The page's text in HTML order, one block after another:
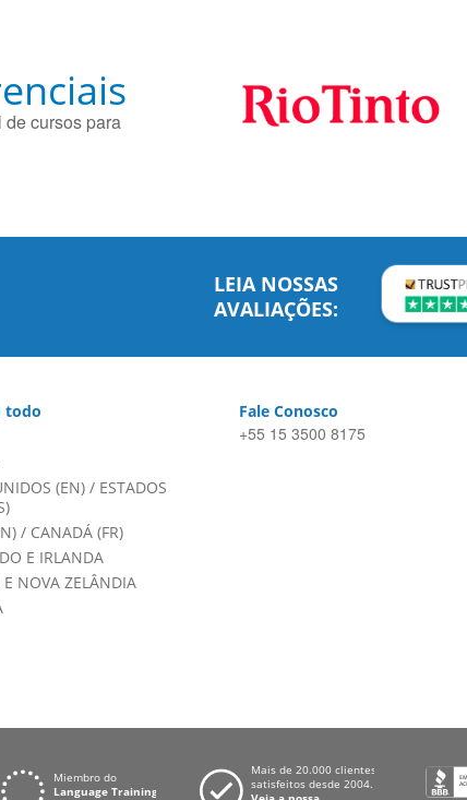
cursos para
LEIA NOSSAS
AVALIAÇÕES:
todo
(EN)/ ESTADOS
/ CANADÁ (FR)
E IRLANDA
E NOVA ZELÂNDIA
Fale Conosco
+55 15 3500 8175